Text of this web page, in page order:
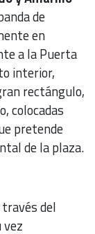
de
en
a la Puerta
interior,
rectángulo,
colocadas
pretende
de la plaza.
del
vez